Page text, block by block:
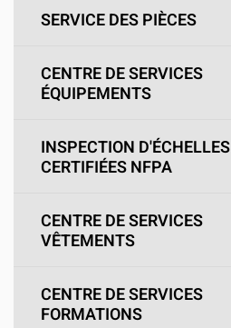
SERVICE DES PIÈCES
CENTRE DE SERVICES
ÉQUIPEMENTS
INSPECTION D'ÉCHELLES
CERTIFIÉES NFPA
CENTRE DE SERVICES
VÊTEMENTS
CENTRE DE SERVICES
FORMATIONS